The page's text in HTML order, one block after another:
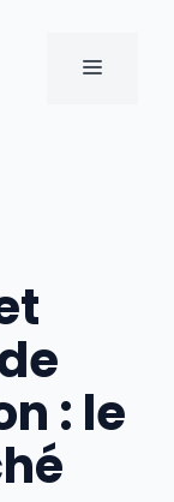
MENU
: le